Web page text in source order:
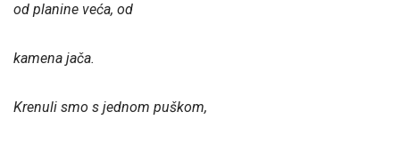
od planine veća, od
kamena jača.
Krenuli smo s jednom puškom,